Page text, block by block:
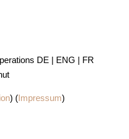
DE | ENG | FR
) (Impressum)